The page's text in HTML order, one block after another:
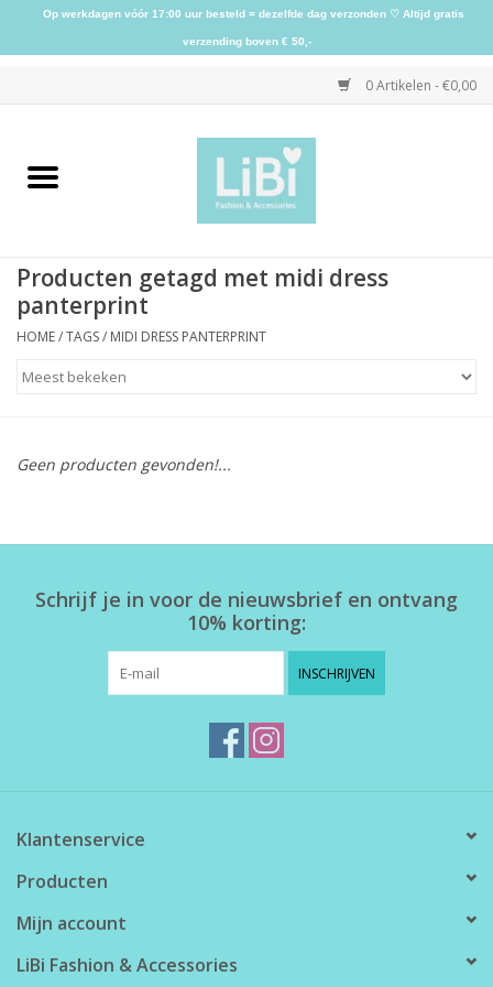
0 Artikelen - €0,00
Home
Kleding
Accessoires
Home deco
SALE
Producten getagd met midi dress
panterprint
HOME/TAGS/ MIDI DRESS PANTERPRINT
Geen producten gevonden!...
Schrijf je in voor de nieuwsbrief en ontvang
10% korting:
INSCHRIJVEN
Klantenservice
Producten
Mijn account
LiBi Fashion & Accessories
Op werkdagen vóór 17:00 uur besteld = dezelfde dag verzonden ♡ Altijd gratis
verzending boven € 50,-